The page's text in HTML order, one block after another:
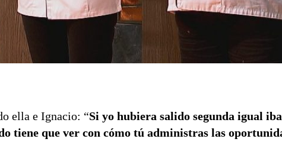
ella e Ignacio: “Si yo hubiera salido segunda igual
tiene que ver con cómo tú administras las